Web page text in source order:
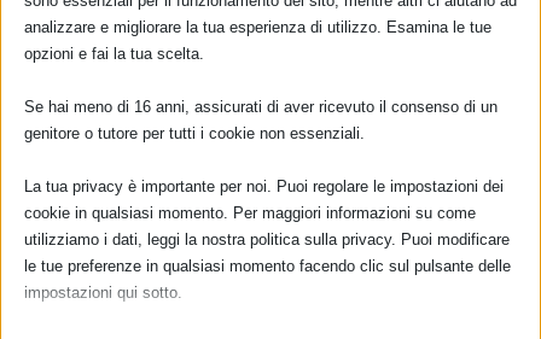
Corso di competenze teorico-pratiche avanzate
in Allattamento Castelnuovo Rangone MO
7 Ottobre 2018
1 COMMENTO
analizzare e migliorare la tua esperienza di utilizzo. Esamina le tue
opzioni e fai la tua scelta.
Se hai meno di 16 anni, assicurati di aver ricevuto il consenso di un
genitore o tutore per tutti i cookie non essenziali.
La tua privacy è importante per noi. Puoi regolare le impostazioni dei
cookie in qualsiasi momento. Per maggiori informazioni su come
utilizziamo i dati, leggi la nostra politica sulla privacy. Puoi modificare
le tue preferenze in qualsiasi momento facendo clic sul pulsante delle
impostazioni qui sotto.